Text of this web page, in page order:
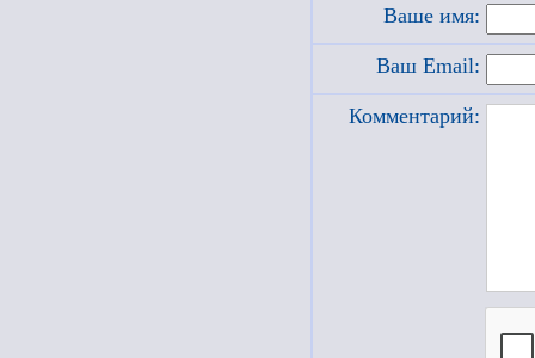
Ваше имя:
Ваш Email:
Комментарий: